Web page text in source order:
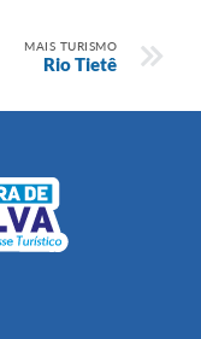
MAIS TURISMO
Rio Tietê